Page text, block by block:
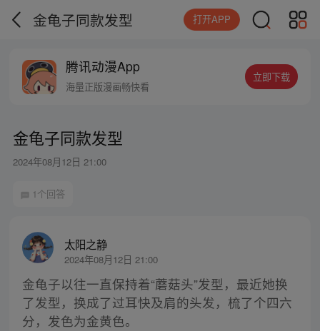
金龟子同款发型 打开APP
腾讯动漫App
海量正版漫画畅快看
立即下载
金龟子同款发型
2024年08月12日 21:00
1个回答
太阳之静
2024年08月12日 21:00
金龟子以往一直保持着“蘑菇头”发型，最近她换
了发型，换成了过耳快及肩的头发，梳了个四六
分，发色为金黄色。